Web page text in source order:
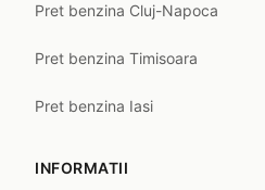
Pret benzina Cluj-Napoca
Pret benzina Timisoara
Pret benzina Iasi
INFORMATII